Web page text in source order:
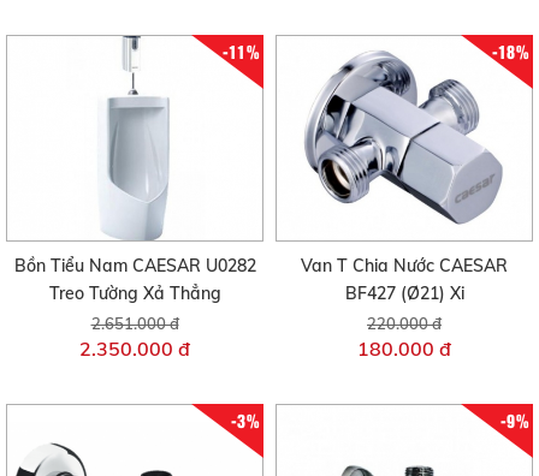
-11%
Bồn Tiểu Nam CAESAR U0282
Treo Tường Xả Thẳng
2.651.000 đ
2.350.000 đ
-18%
Van T Chia Nước CAESAR
BF427 (Ø21) Xi
220.000 đ
180.000 đ
-3% -9%